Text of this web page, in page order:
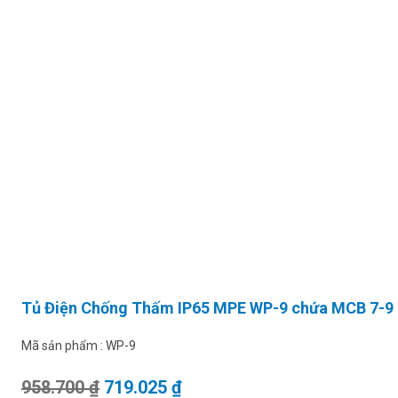
Tủ Điện Chống Thấm IP65 MPE WP-9 chứa MCB 7-
Mã sản phẩm : WP-9
958.700₫ Giá gốc là: 958.700 ₫.
719.025 ₫Giá hiện tại là: 719.025 ₫.